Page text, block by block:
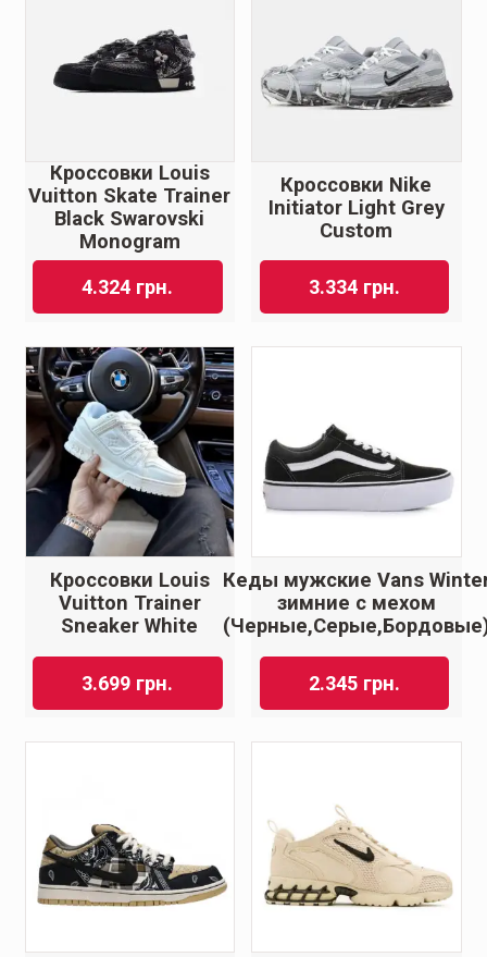
Кроссовки Louis
Vuitton Skate Trainer
Black Swarovski
Monogram
4.324 грн.
Кроссовки Nike
Initiator Light Grey
Custom
3.334 грн.
Кроссовки Louis
Vuitton Trainer
Sneaker White
3.699 грн.
Кеды мужские Vans
зимние с мехом
2.345 грн.